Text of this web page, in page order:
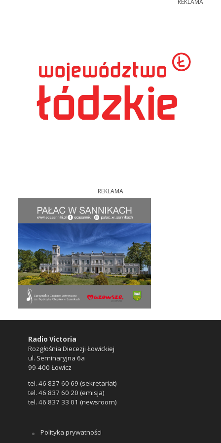
REKLAMA
Radio Victoria
Rozgłośnia Diecezji Łowickiej
ul. Seminaryjna 6a
99-400 Łowicz
tel. 46 837 60 69 (sekretariat)
tel. 46 837 60 20 (emisja)
tel. 46 837 33 01 (newsroom)
Polityka prywatności